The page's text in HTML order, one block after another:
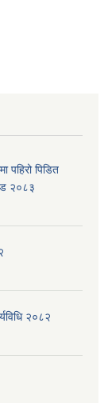
पहिरो पिडित
२०८३
२०८२